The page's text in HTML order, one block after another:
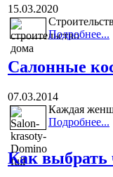
15.03.2020
Подробнее...
Салонные
07.03.2014
Каждая
Подробнее...
Как выбрать